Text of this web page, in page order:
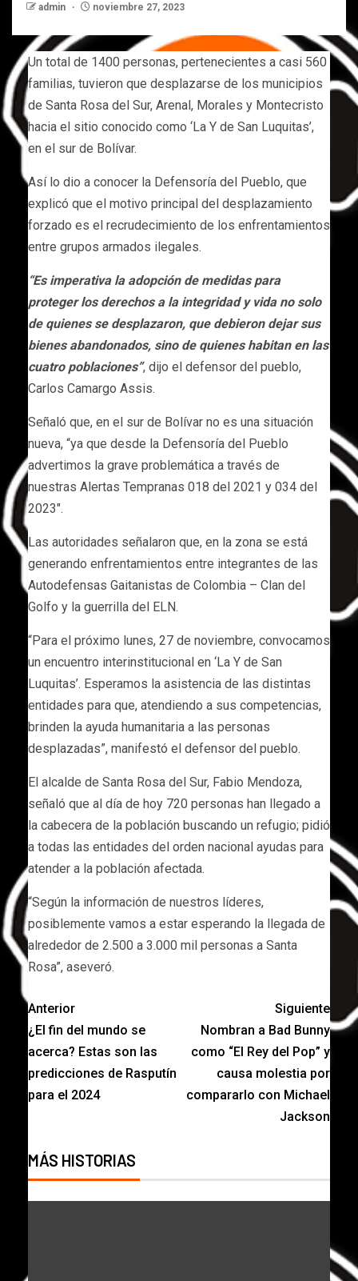
admin noviembre 27, 2023
Un total de 1400 personas, pertenecientes a casi 560
familias, tuvieron que desplazarse de los municipios
de Santa Rosa del Sur, Arenal, Morales y Montecristo
hacia el sitio conocido como ‘La Y de San Luquitas’,
en el sur de Bolívar.
Así lo dio a conocer la Defensoría del Pueblo, que
explicó que el motivo principal del desplazamiento
forzado es el recrudecimiento de los enfrentamientos
entre grupos armados ilegales.
“Es imperativa la adopción de medidas para
proteger los derechos a la integridad y vida no solo
de quienes se desplazaron, que debieron dejar sus
bienes abandonados, sino de quienes habitan en las
cuatro poblaciones”, dijo el defensor del pueblo,
Carlos Camargo Assis.
Señaló que, en el sur de Bolívar no es una situación
nueva, “ya que desde la Defensoría del Pueblo
advertimos la grave problemática a través de
nuestras Alertas Tempranas 018 del 2021 y 034 del
2023″.
Las autoridades señalaron que, en la zona se está
generando enfrentamientos entre integrantes de las
Autodefensas Gaitanistas de Colombia – Clan del
Golfo y la guerrilla del ELN.
“Para el próximo lunes, 27 de noviembre, convocamos
un encuentro interinstitucional en ‘La Y de San
Luquitas’. Esperamos la asistencia de las distintas
entidades para que, atendiendo a sus competencias,
brinden la ayuda humanitaria a las personas
desplazadas”, manifestó el defensor del pueblo.
El alcalde de Santa Rosa del Sur, Fabio Mendoza,
señaló que al día de hoy 720 personas han llegado a
la cabecera de la población buscando un refugio; pidió
a todas las entidades del orden nacional ayudas para
atender a la población afectada.
“Según la información de nuestros líderes,
posiblemente vamos a estar esperando la llegada de
alrededor de 2.500 a 3.000 mil personas a Santa
Rosa”, aseveró.
Anterior
¿El fin del mundo se
acerca? Estas son las
predicciones de Rasputín
para el 2024
Siguiente
Nombran a Bad Bunny
como “El Rey del Pop” y
causa molestia por
compararlo con Michael
Jackson
MÁS HISTORIAS